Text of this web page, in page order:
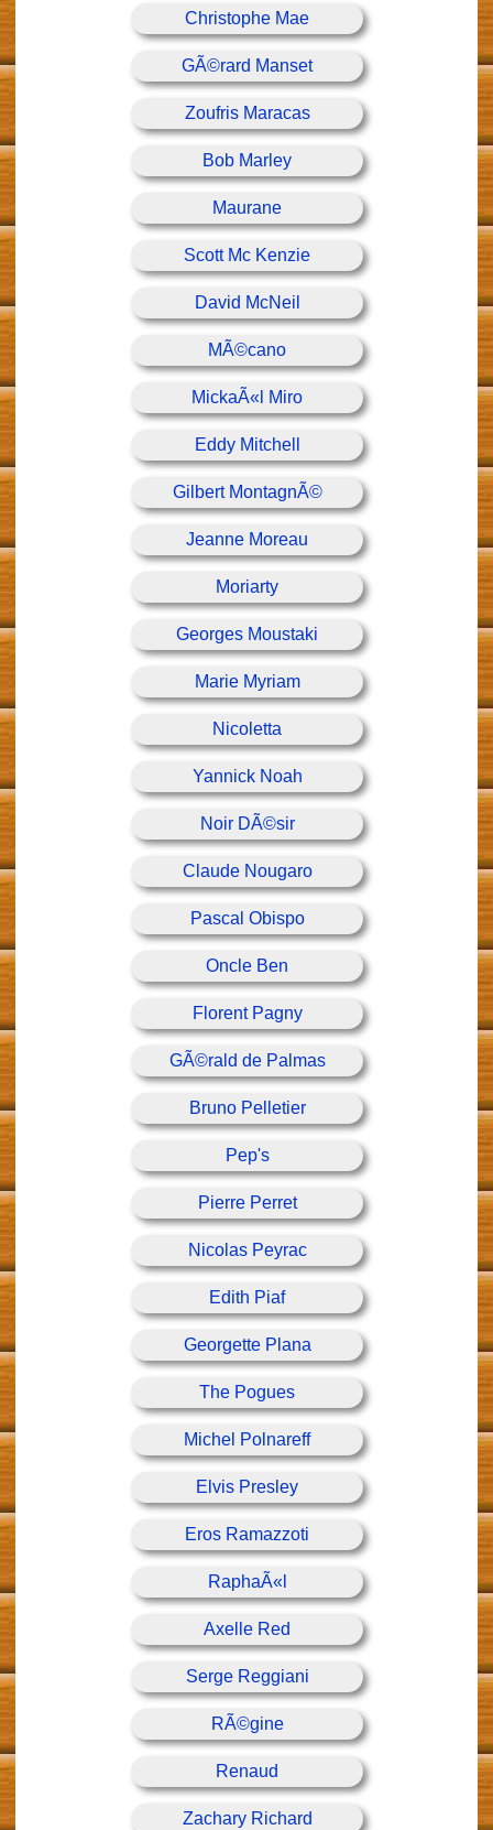
Christophe Mae
GÃ©rard Manset
Zoufris Maracas
Bob Marley
Maurane
Scott Mc Kenzie
David McNeil
MÃ©cano
MickaÃ«l Miro
Eddy Mitchell
Gilbert MontagnÃ©
Jeanne Moreau
Moriarty
Georges Moustaki
Marie Myriam
Nicoletta
Yannick Noah
Noir DÃ©sir
Claude Nougaro
Pascal Obispo
Oncle Ben
Florent Pagny
GÃ©rald de Palmas
Bruno Pelletier
Pep's
Pierre Perret
Nicolas Peyrac
Edith Piaf
Georgette Plana
The Pogues
Michel Polnareff
Elvis Presley
Eros Ramazzoti
RaphaÃ«l
Axelle Red
Serge Reggiani
RÃ©gine
Renaud
Zachary Richard